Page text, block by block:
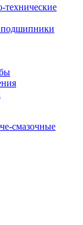
технические
смазочные